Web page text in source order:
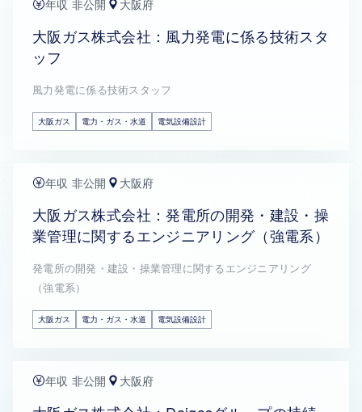
年収 非公開 大阪府
大阪ガス株式会社：風力発電に係る技術スタ
ッフ
風力発電に係る技術スタッフ
大阪ガス 電力・ガス・水道 電気設備設計
年収 非公開 大阪府
大阪ガス株式会社：発電所の開発・建設・操
業管理に関するエンジニアリング（強電系）
発電所の開発・建設・操業管理に関するエンジニアリング
（強電系）
大阪ガス 電力・ガス・水道 電気設備設計
年収 非公開 大阪府